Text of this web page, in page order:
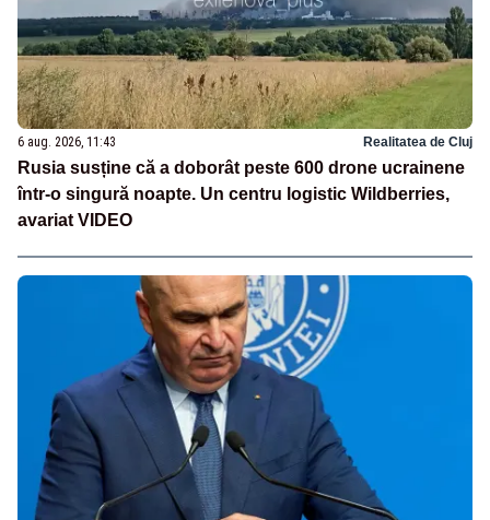
6 aug. 2026, 11:43 Realitatea de Cluj
Rusia susține că a doborât peste 600 drone ucrainene
într-o singură noapte. Un centru logistic Wildberries,
avariat VIDEO